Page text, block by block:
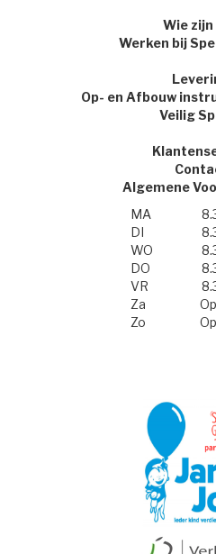
Wie zijn
Werken bij
Op- en Afbouw
Veilig
Algemene
MA
DI
WO
DO
VR
Za
Zo